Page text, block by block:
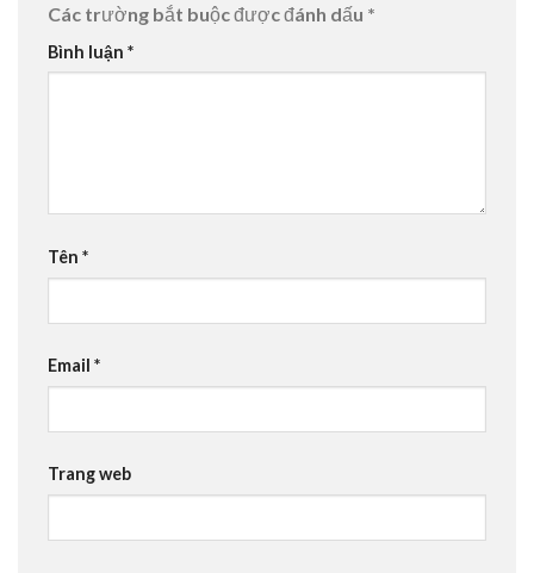
Các trường bắt buộc được đánh dấu *
Bình luận *
Tên *
Email *
Trang web